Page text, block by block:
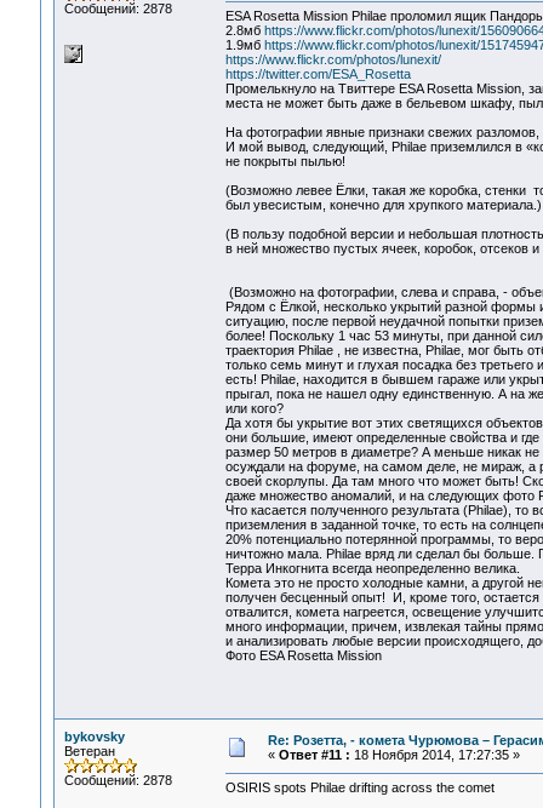
Сообщений: 2878
ESA Rosetta Mission Philae проломил ящик
2.8мб https://www.flickr.com/photos/lunexit/
1.9мб https://www.flickr.com/photos/lunexit/
https://www.flickr.com/photos/lunexit/
https://twitter.com/ESA_Rosetta
Промелькнуло на Твиттере ESA Rosetta
места не может быть даже в бельевом шкафу,
На фотографии явные признаки свежих разломов,
И мой вывод, следующий, Philae приземлился в
не покрыты пылью!
(Возможно левее Ёлки, такая же коробка,
был увесистым, конечно для хрупкого материала.)
(В пользу подобной версии и небольшая
в ней множество пустых ячеек, коробок, отсеков и
(Возможно на фотографии, слева и справа, -
Рядом с Ёлкой, несколько укрытий разной
ситуацию, после первой неудачной попытки
более! Поскольку 1 час 53 минуты, при данной
траектория Philae , не известна, Philae, мог быть
только семь минут и глухая посадка без
есть! Philae, находится в бывшем гараже или
прыгал, пока не нашел одну единственную. А на
или кого?
Да хотя бы укрытие вот этих светящихся
они большие, имеют определенные свойства и где
размер 50 метров в диаметре? А меньше никак
осуждали на форуме, на самом деле, не мираж, а
своей скорлупы. Да там много что может быть!
даже множество аномалий, и на следующих фото
Что касается полученного результата (Philae),
приземления в заданной точке, то есть на
20% потенциально потерянной программы, то
ничтожно мала. Philae вряд ли сделал бы больше.
Терра Инкогнита всегда неопределенно велика.
Комета это не просто холодные камни, а другой
получен бесценный опыт! И, кроме того,
отвалится, комета нагреется, освещение
много информации, причем, извлекая тайны
и анализировать любые версии происходящего,
Фото ESA Rosetta Mission
bykovsky
Ветеран
Сообщений: 2878
Re: Розетта, - комета Чурюмова –
« Ответ #11 : 18 Ноября 2014, 17:27:35 »
OSIRIS spots Philae drifting across the comet